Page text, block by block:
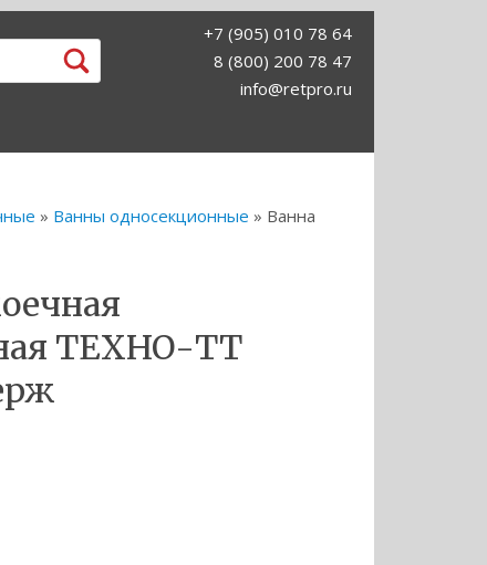
+7 (905) 010 78 64
8 (800) 200 78 47
info@retpro.ru
» Ванны односекционные » Ванна
ТЕХНО-ТТ